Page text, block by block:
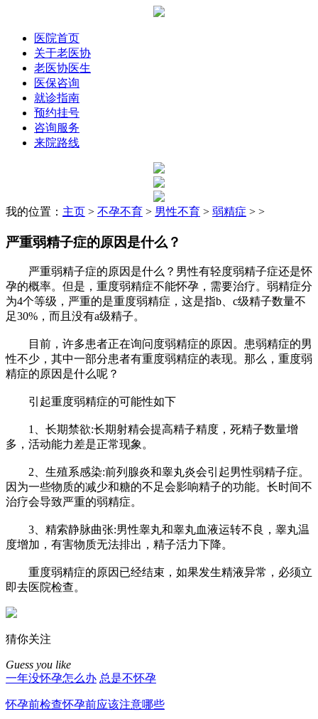
医院首页
关于老医协
老医协医生
医保咨询
就诊指南
预约挂号
咨询服务
来院路线
我的位置： 主页 > 不孕不育 > 男性不育 > 弱精症 > >
严重弱精子症的原因是什么？
严重弱精子症的原因是什么？男性有轻度弱精子症还是怀
孕的概率。但是，重度弱精症不能怀孕，需要治疗。弱精症分
为4个等级，严重的是重度弱精症，这是指b、c级精子数量不
足30%，而且没有a级精子。
目前，许多患者正在询问度弱精症的原因。患弱精症的男
性不少，其中一部分患者有重度弱精症的表现。那么，重度弱
精症的原因是什么呢？
引起重度弱精症的可能性如下
1、长期禁欲:长期射精会提高精子精度，死精子数量增
多，活动能力差是正常现象。
2、生殖系感染:前列腺炎和睾丸炎会引起男性弱精子症。
因为一些物质的减少和糖的不足会影响精子的功能。长时间不
治疗会导致严重的弱精症。
3、精索静脉曲张:男性睾丸和睾丸血液运转不良，睾丸温
度增加，有害物质无法排出，精子活力下降。
重度弱精症的原因已经结束，如果发生精液异常，必须立
即去医院检查。
猜你关注
Guess you like
一年没怀孕怎么办 总是不怀孕
怀孕前检查怀孕前应该注意哪些